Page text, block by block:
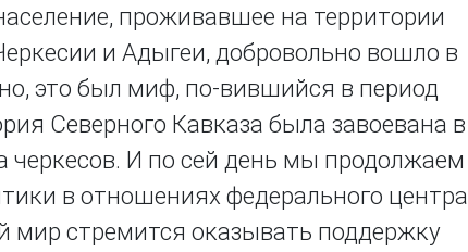
проживавшее на территории
и Адыгеи, добровольно вошло в
это был миф, по-вившийся в период
Северного Кавказа была завоевана в
черкесов. И по сей день мы продолжаем
в отношениях федерального центра
мир стремится оказывать поддержку